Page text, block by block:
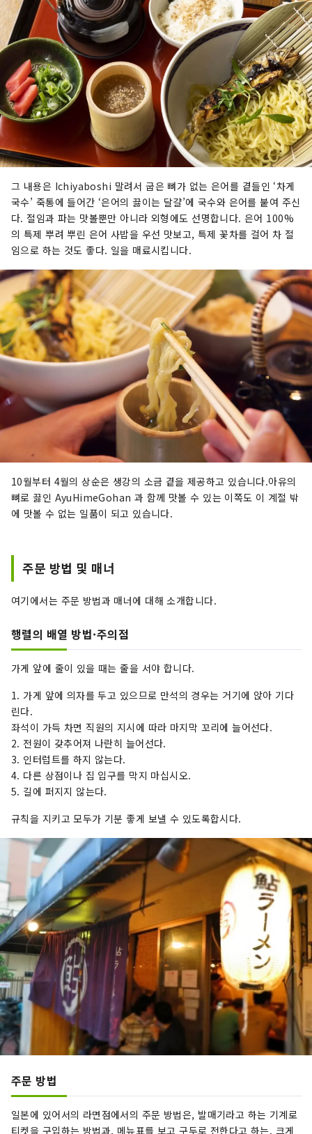
그 내용은 Ichiyaboshi 말려서 굽은 뼈가 없는 은어를 곁들인 ‘차게
국수’ 죽통에 들어간 ‘은어의 끓이는 달걀’에 국수와 은어를 붙여 주신
다. 절임과 파는 맛볼뿐만 아니라 외형에도 선명합니다. 은어 100%
의 특제 뿌려 뿌린 은어 사밥을 우선 맛보고, 특제 꽃차를 걸어 차 절
임으로 하는 것도 좋다. 일을 매료시킵니다.
10월부터 4월의 상순은 생강의 소금 곁을 제공하고 있습니다.아유의
뼈로 끓인 AyuHimeGohan 과 함께 맛볼 수 있는 이쪽도 이 계절 밖
에 맛볼 수 없는 일품이 되고 있습니다.
주문 방법 및 매너
여기에서는 주문 방법과 매너에 대해 소개합니다.
행렬의 배열 방법·주의점
가게 앞에 줄이 있을 때는 줄을 서야 합니다.
1. 가게 앞에 의자를 두고 있으므로 만석의 경우는 거기에 앉아 기다
린다.
좌석이 가득 차면 직원의 지시에 따라 마지막 꼬리에 늘어선다.
2. 전원이 갖추어져 나란히 늘어선다.
3. 인터럽트를 하지 않는다.
4. 다른 상점이나 집 입구를 막지 마십시오.
5. 길에 퍼지지 않는다.
규칙을 지키고 모두가 기분 좋게 보낼 수 있도록합시다.
주문 방법
일본에 있어서의 라면점에서의 주문 방법은, 발매기라고 하는 기계로
티켓을 구입하는 방법과, 메뉴표를 보고 구두로 전한다고 하는, 크게